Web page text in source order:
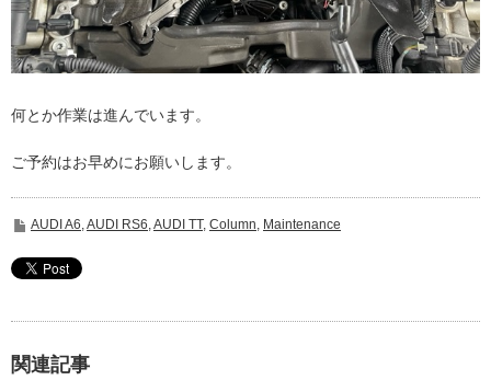
何とか作業は進んでいます。
ご予約はお早めにお願いします。
AUDI A6,AUDI RS6,AUDI TT, Column, Maintenance
関連記事